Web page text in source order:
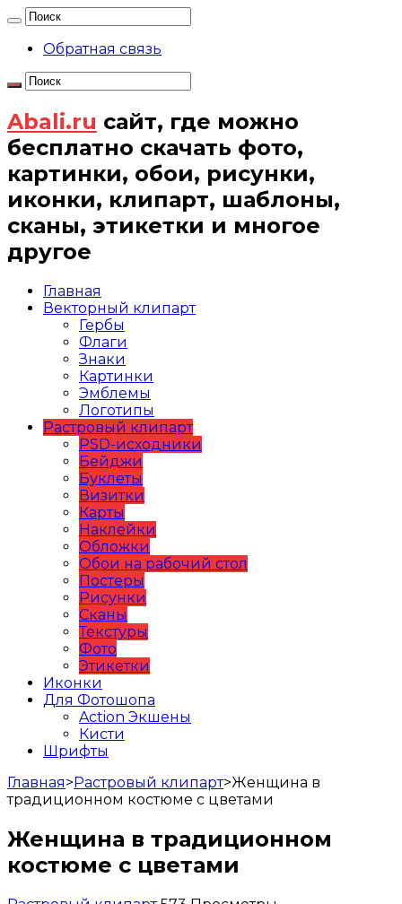
Обратная связь
Abali.ru сайт, где можно
бесплатно скачать фото,
картинки, обои, рисунки,
иконки, клипарт, шаблоны,
сканы, этикетки и многое
другое
Главная
Векторный клипарт
Гербы
Флаги
Знаки
Картинки
Эмблемы
Логотипы
Растровый клипарт
PSD-исходники
Бейджи
Буклеты
Визитки
Карты
Наклейки
Обложки
Обои на рабочий стол
Постеры
Рисунки
Сканы
Текстуры
Фото
Этикетки
Иконки
Для Фотошопа
Action Экшены
Кисти
Шрифты
Главная>Растровый клипарт>Женщина в
традиционном костюме с цветами
Женщина в традиционном
костюме с цветами